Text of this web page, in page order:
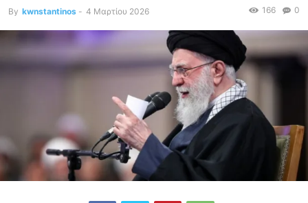
By kwnstantinos - 4 Μαρτίου 2026 0
166